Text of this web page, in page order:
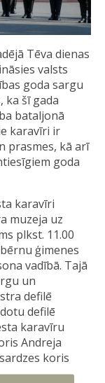
Tēva dienas
valsts
goda sargu
ka šī gada
bataljonā
karavīri ir
prasmes, kā arī
goda
karavīri
muzeja uz
plkst. 11.00
ģimenes
vadībā. Tajā
un
defilē
defilē
karavīru
Andreja
koris